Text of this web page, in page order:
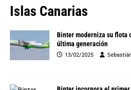
Islas Canarias
Binter moderniza su flota
última generación
13/02/2025